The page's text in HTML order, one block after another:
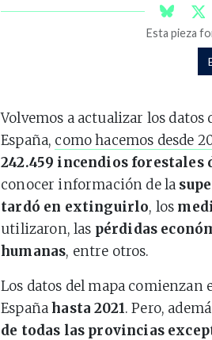
Esta pieza
Volvemos a actualizar los
España, como hacemos desde
242.459 incendios forestales
conocer información de la
tardó en extinguirlo, los
utilizaron, las pérdidas
humanas, entre otros.
Los datos del mapa comienzan
Españahasta 2021. Pero,
de todas las provincias